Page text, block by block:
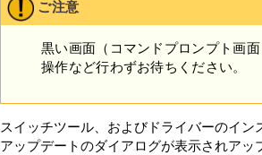
定する目的では使用せず、またお客様
https://vaio.com/privacy/
をご参照くだ
第7条 （責任の範囲）
ェアの使用がお客さまおよび第三者に
め、許諾ソフトウェアの一部を書き換
換または許諾ソフトウェア中の他社
ご注意
黒い画面（コマンドプロンプト画
操作など行わずお待ちください。
スイッチツール、およびドライバーのイ
アップデートのダイアログが表示されア